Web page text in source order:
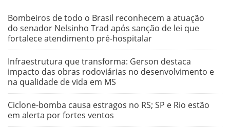
Bombeiros de todo o Brasil reconhecem a atuação
do senador Nelsinho Trad após sanção de lei que
fortalece atendimento pré-hospitalar
Infraestrutura que transforma: Gerson destaca
impacto das obras rodoviárias no desenvolvimento e
na qualidade de vida em MS
Ciclone-bomba causa estragos no RS; SP e Rio estão
em alerta por fortes ventos